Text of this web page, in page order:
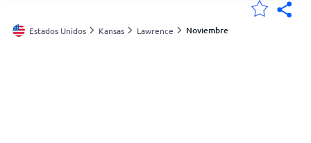
Argentina
Estados Unidos Kansas Lawrence Noviembre